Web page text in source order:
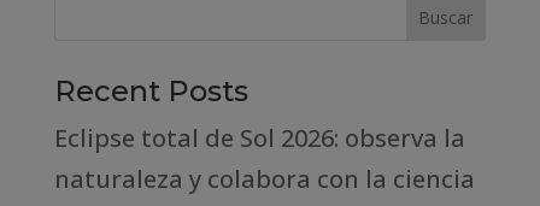
Recent Posts
Eclipse total de Sol 2026: observa la
naturaleza y colabora con la ciencia